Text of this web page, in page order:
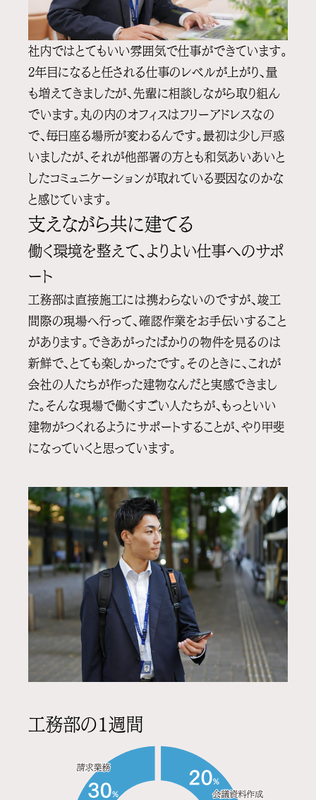
社内ではとてもいい雰囲気で仕事ができています。
2年目になると任される仕事のレベルが上がり、量
も増えてきましたが、先輩に相談しながら取り組ん
でいます。丸の内のオフィスはフリーアドレスなの
で、毎日座る場所が変わるんです。最初は少し戸惑
いましたが、それが他部署の方とも和気あいあいと
したコミュニケーションが取れている要因なのかな
と感じています。
支えながら共に建てる
働く環境を整えて、よりよい仕事へのサポ
ート
工務部は直接施工には携わらないのですが、竣工
間際の現場へ行って、確認作業をお手伝いすること
があります。できあがったばかりの物件を見るのは
新鮮で、とても楽しかったです。そのときに、これが
会社の人たちが作った建物なんだと実感できまし
た。そんな現場で働くすごい人たちが、もっといい
建物がつくれるようにサポートすることが、やり甲斐
になっていくと思っています。
工務部の1週間